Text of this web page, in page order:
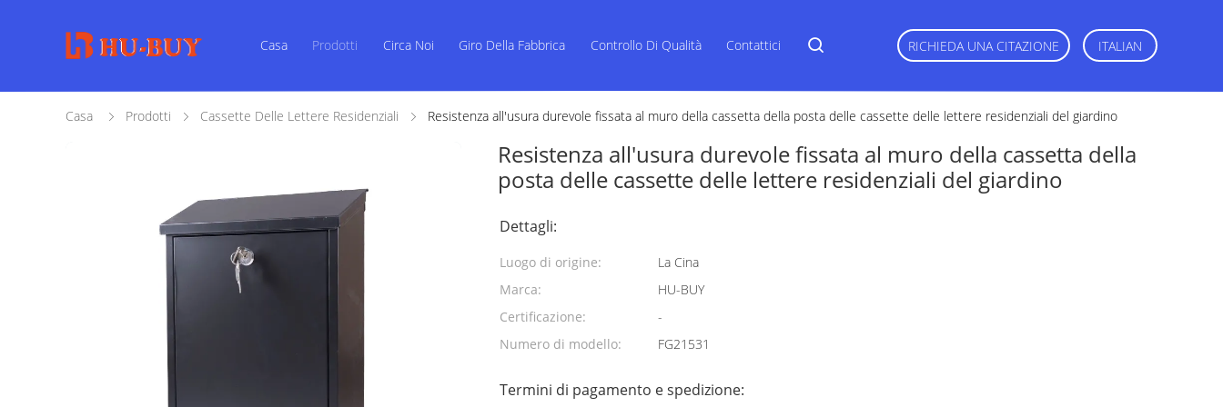
Casa Prodotti Circa Noi Giro Della Fabbrica Controllo Di Qualità Contattici RICHIEDA UNA CITAZIONE ITALIAN
Casa Prodotti Cassette Delle Lettere Residenziali Resistenza all'usura durevole fissata al muro della cassetta della posta delle cassette delle lettere residenziali del giardino
Resistenza all'usura durevole fissata al muro della cassetta della
posta delle cassette delle lettere residenziali del giardino
Dettagli:
Luogo di origine:
La Cina
Marca:
HU-BUY
Certificazione:
-
Numero di modello:
FG21531
Termini di pagamento e spedizione: